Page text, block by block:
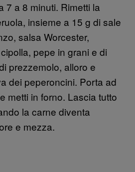
7 a 8 minuti. Rimetti la
insieme a 15 g di sale
salsa Worcester,
pepe in grani e di
prezzemolo, alloro e
dei peperoncini. Porta ad
metti in forno. Lascia tutto
la carne diventa
e mezza.